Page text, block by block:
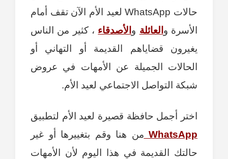
حالات WhatsApp لعيد الأم الآن تقف أمام
الأسرة و العائلة و الأصدقاء ، كثير من الناس
يغيرون قضاياهم القديمة أو التهاني أو
الحالات الجميلة عن الأمهات في عروض
شبكة التواصل الاجتماعي لعيد الأم.
اختر أجمل حافظة قصيرة لعيد الأم لتطبيق
WhatsApp من هنا وقم بتغييرها أو غير
حالتك القديمة في هذا اليوم لأن الأمهات